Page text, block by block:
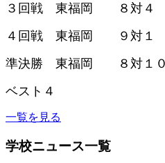
３回戦 東福岡 ８対４
４回戦 東福岡 ９対
準決勝 東福岡 ８対１
ベスト４
一覧を見る
学校ニュース一覧